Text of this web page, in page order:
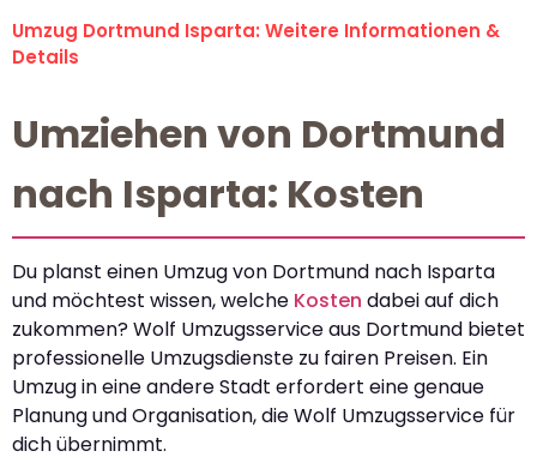
Umzug Dortmund Isparta: Weitere Informationen &
Details
Umziehen von Dortmund
nach Isparta: Kosten
Du planst einen Umzug von Dortmund nach Isparta
und möchtest wissen, welche Kosten dabei auf dich
zukommen? Wolf Umzugsservice aus Dortmund bietet
professionelle Umzugsdienste zu fairen Preisen. Ein
Umzug in eine andere Stadt erfordert eine genaue
Planung und Organisation, die Wolf Umzugsservice für
dich übernimmt.